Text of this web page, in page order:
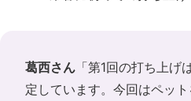
葛西さん 「第1回の打ち上
定しています。今回はペット